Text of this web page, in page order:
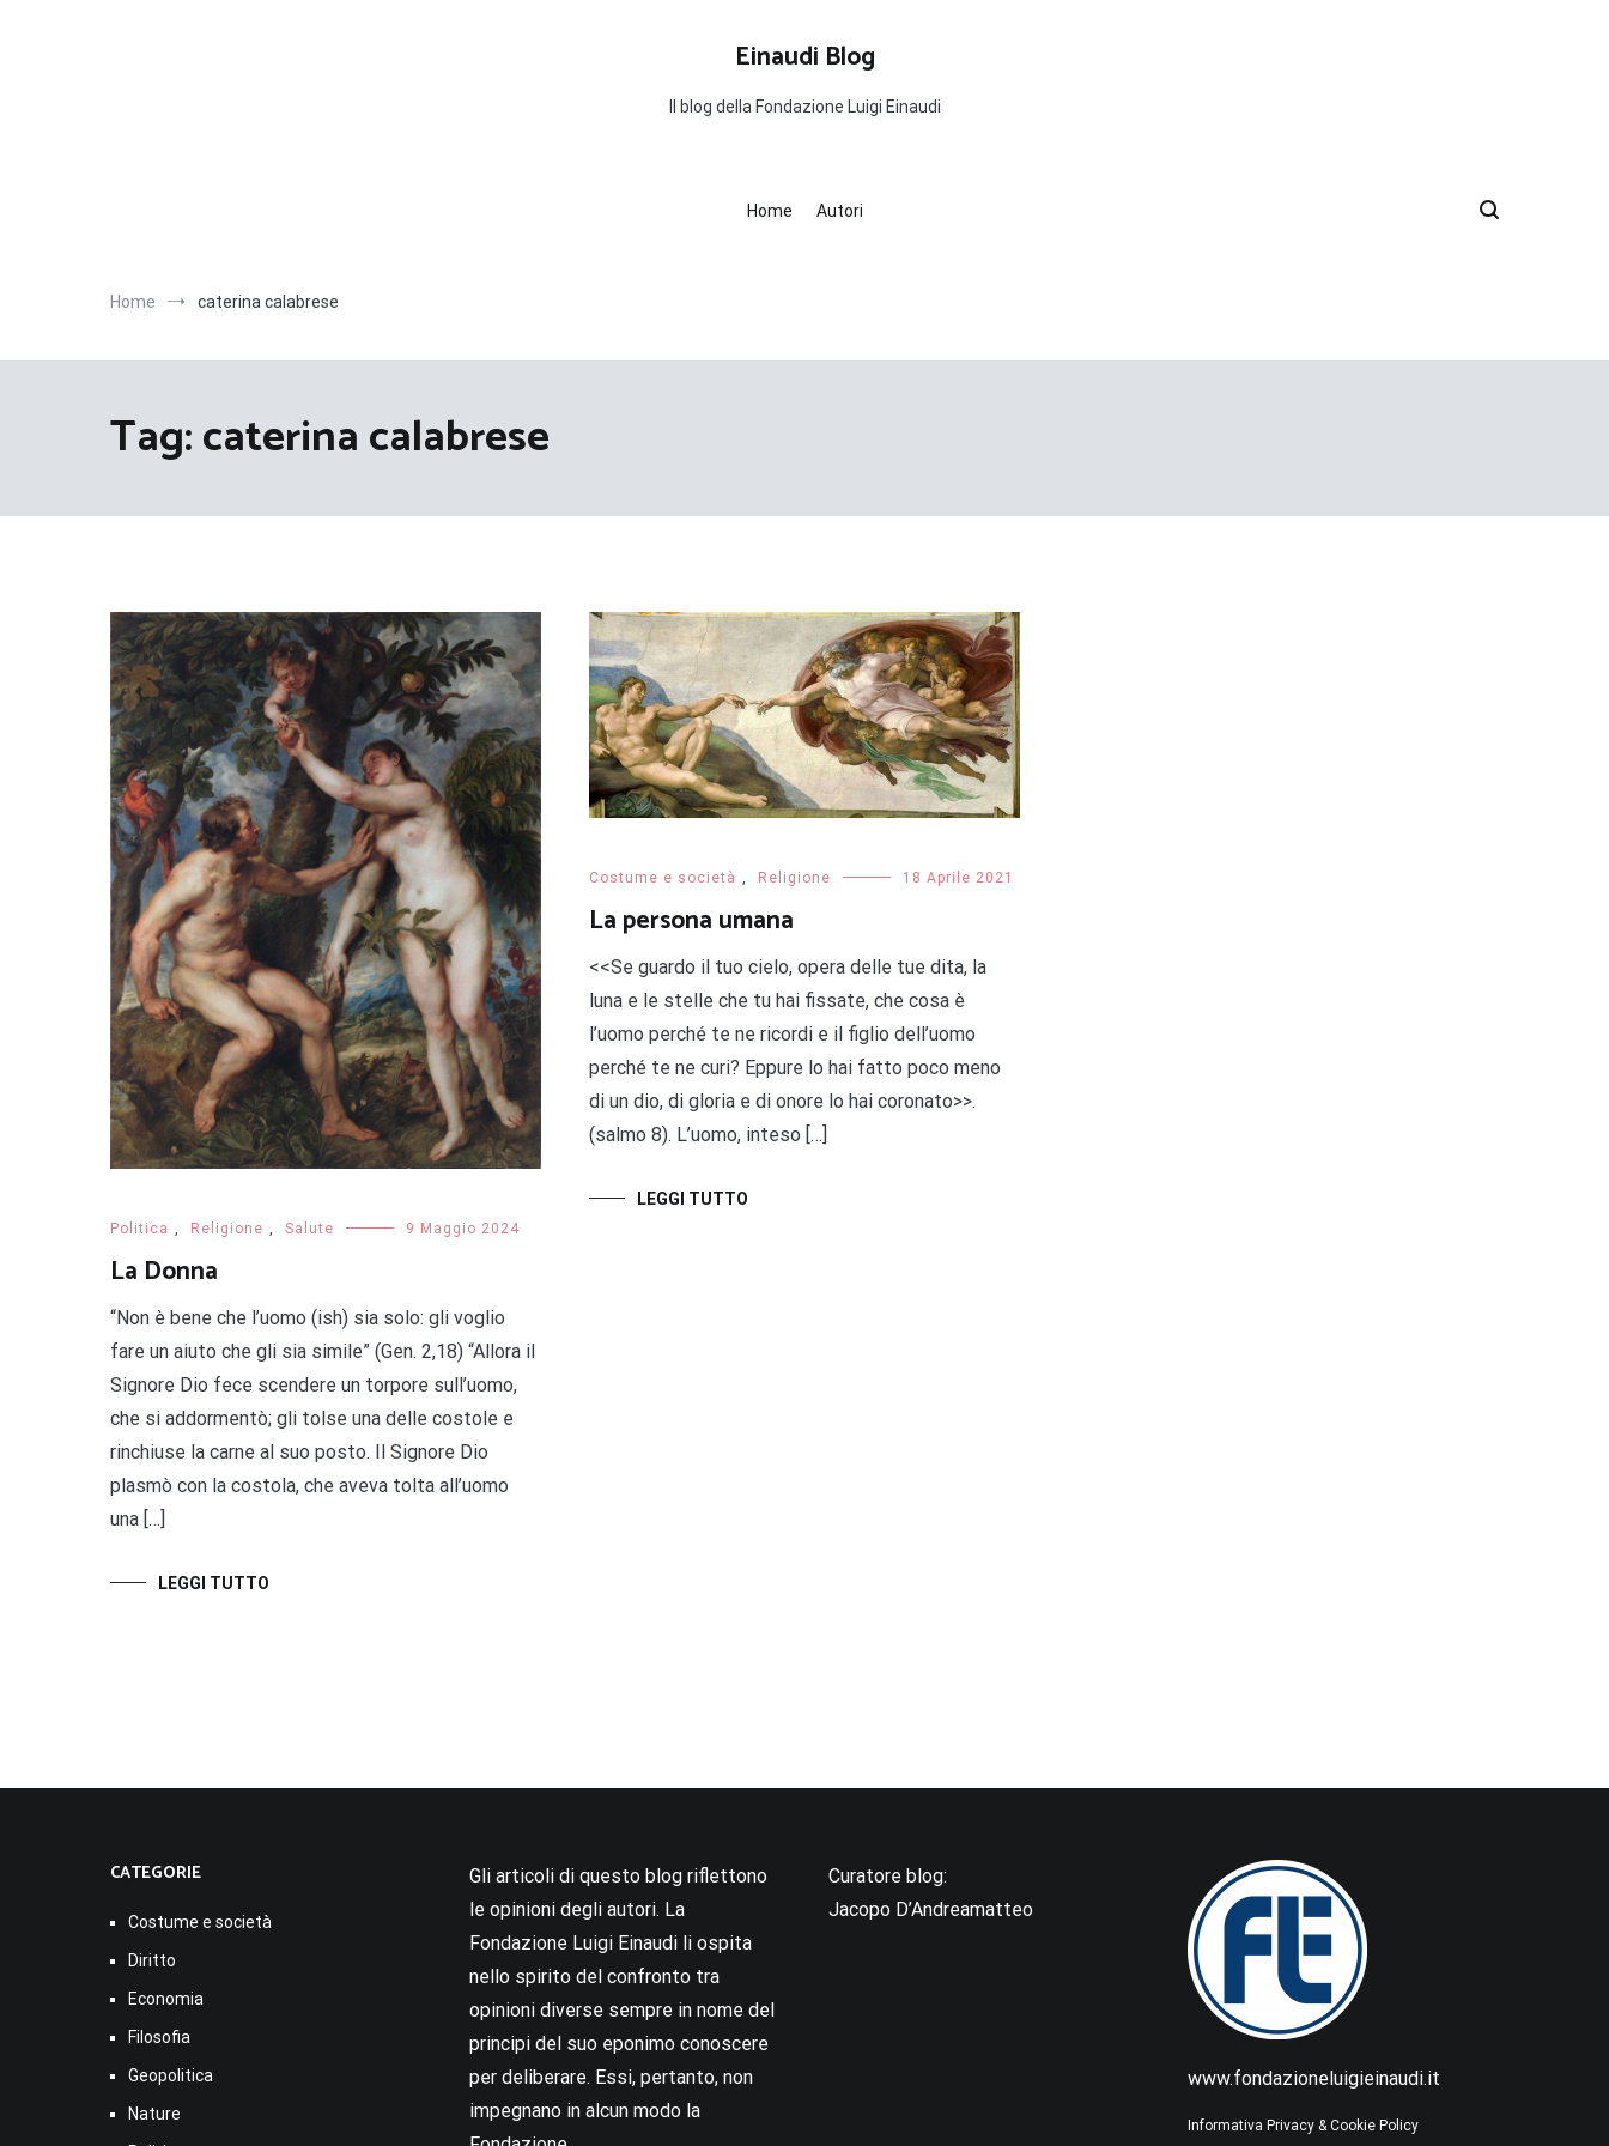
Einaudi Blog
Il blog della Fondazione Luigi Einaudi
Home Autori
Home caterina calabrese
Tag:caterina calabrese
Politica , Religione , Salute 9 Maggio 2024
La Donna
“Non è bene che l’uomo (ish) sia solo: gli voglio
fare un aiuto che gli sia simile” (Gen. 2,18) “Allora il
Signore Dio fece scendere un torpore sull’uomo,
che si addormentò; gli tolse una delle costole e
rinchiuse la carne al suo posto. Il Signore Dio
plasmò con la costola, che aveva tolta all’uomo
una […]
LEGGI TUTTO
Costume e società Religione 18 Aprile 2021
La persona umana
<<Se guardo il tuo cielo, opera delle tue dita, la
luna e le stelle che tu hai fissate, che cosa è
l’uomo perché te ne ricordi e il figlio dell’uomo
perché te ne curi? Eppure lo hai fatto poco meno
di un dio, di gloria e di onore lo hai coronato>>.
(salmo 8). L’uomo, inteso […]
LEGGI TUTTO
CATEGORIE
Costume e società
Diritto
Economia
Filosofia
Geopolitica
Nature
Gli articoli di questo blog riflettono
le opinioni degli autori. La
Fondazione Luigi Einaudi li ospita
nello spirito del confronto tra
opinioni diverse sempre in nome del
principi del suo eponimo conoscere
per deliberare. Essi, pertanto, non
impegnano in alcun modo la
Curatore blog:
Jacopo D’Andreamatteo
www.fondazioneluigieinaudi.it
Informativa Privacy & Cookie Policy